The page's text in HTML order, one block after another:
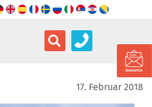
17. Februar 2018